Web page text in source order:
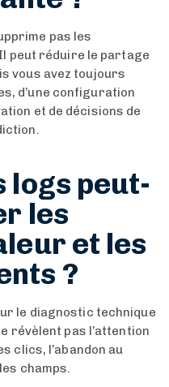
pas les
peut réduire le partage
vous avez toujours
d’une configuration
et de décisions de
logs peut-
les
et les
?
le diagnostic technique
révèlent pas l’attention
clics, l’abandon au
champs.